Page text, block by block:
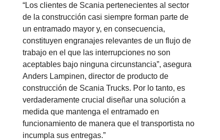
“Los clientes de Scania pertenecientes al sector
de la construcción casi siempre forman parte de
un entramado mayor y, en consecuencia,
constituyen engranajes relevantes de un flujo de
trabajo en el que las interrupciones no son
aceptables bajo ninguna circunstancia”, asegura
Anders Lampinen, director de producto de
construcción de Scania Trucks. Por lo tanto, es
verdaderamente crucial diseñar una solución a
medida que mantenga el entramado en
funcionamiento de manera que el transportista no
incumpla sus entregas.”